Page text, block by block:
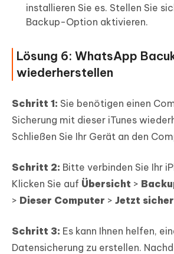
installieren Sie es. Stellen Sie
Backup-Option aktivieren.
Lösung 6: WhatsApp
wiederherstellen
Schritt 1: Sie benötigen einen
Sicherung mit dieser iTunes
Schließen Sie Ihr Gerät an den
Schritt 2: Bitte verbinden Sie Ihr
Klicken Sie auf Übersicht >
> Dieser Computer > Jetzt
Schritt 3: Es kann Ihnen helfen,
Datensicherung zu erstellen.